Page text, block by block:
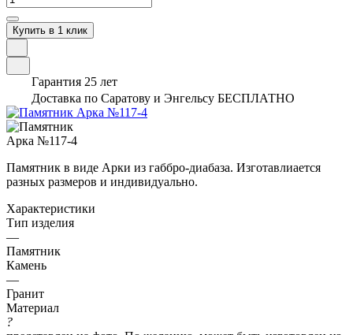
Купить в 1 клик
Гарантия 25 лет
Доставка по Саратову и Энгельсу БЕСПЛАТНО
Памятник в виде Арки из габбро-диабаза. Изготавлиается
разных размеров и индивидуально.
Характеристики
Тип изделия
—
Памятник
Камень
—
Гранит
Материал
?